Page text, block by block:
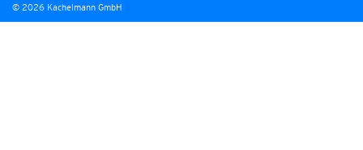
© 2026 Kachelmann GmbH